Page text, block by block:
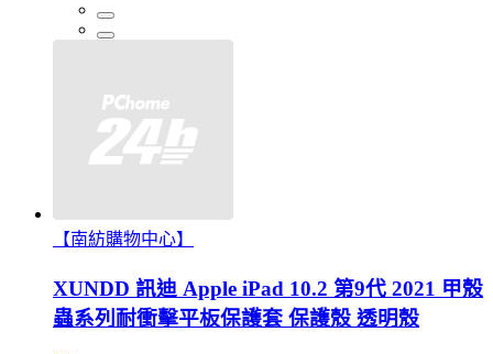
【南紡購物中心】
XUNDD 訊迪 Apple iPad 10.2 第9代 2021 甲殼
蟲系列耐衝擊平板保護套 保護殼 透明殼